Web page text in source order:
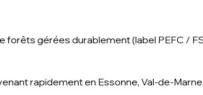
forêts gérées durablement (label PEFC /
rapidement en Essonne, Val-de-